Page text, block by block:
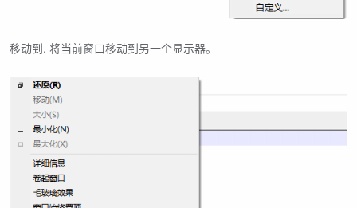
移动到. 将当前窗口移动到另一个显示器。